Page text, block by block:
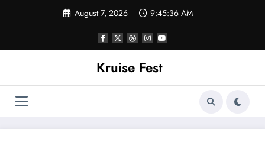
August 7, 2026 9:45:36 AM
Kruise Fest